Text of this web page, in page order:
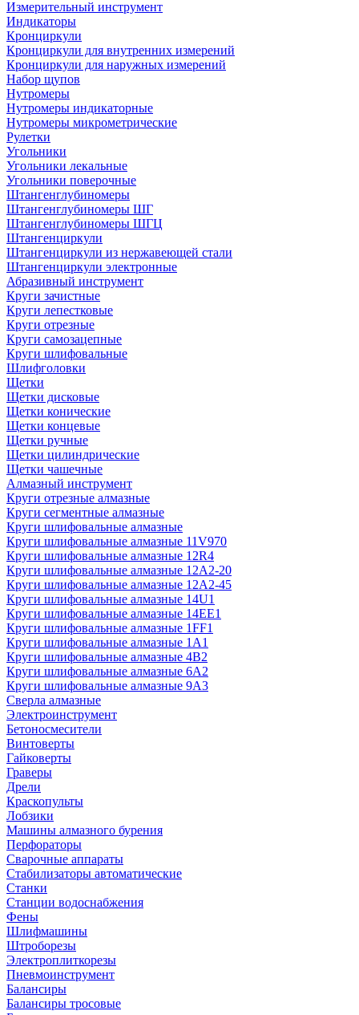
Измерительный инструмент
Индикаторы
Кронциркули
Кронциркули для внутренних измерений
Кронциркули для наружных измерений
Набор щупов
Нутромеры
Нутромеры индикаторные
Нутромеры микрометрические
Рулетки
Угольники
Угольники лекальные
Угольники поверочные
Штангенглубиномеры
Штангенглубиномеры ШГ
Штангенглубиномеры ШГЦ
Штангенциркули
Штангенциркули из нержавеющей стали
Штангенциркули электронные
Абразивный инструмент
Круги зачистные
Круги лепестковые
Круги отрезные
Круги самозацепные
Круги шлифовальные
Шлифголовки
Щетки
Щетки дисковые
Щетки конические
Щетки концевые
Щетки ручные
Щетки цилиндрические
Щетки чашечные
Алмазный инструмент
Круги отрезные алмазные
Круги сегментные алмазные
Круги шлифовальные алмазные
Круги шлифовальные алмазные 11V970
Круги шлифовальные алмазные 12R4
Круги шлифовальные алмазные 12А2-20
Круги шлифовальные алмазные 12А2-45
Круги шлифовальные алмазные 14U1
Круги шлифовальные алмазные 14ЕЕ1
Круги шлифовальные алмазные 1FF1
Круги шлифовальные алмазные 1А1
Круги шлифовальные алмазные 4В2
Круги шлифовальные алмазные 6A2
Круги шлифовальные алмазные 9А3
Сверла алмазные
Электроинструмент
Бетоносмесители
Винтоверты
Гайковерты
Граверы
Дрели
Краскопульты
Лобзики
Машины алмазного бурения
Перфораторы
Сварочные аппараты
Стабилизаторы автоматические
Станки
Станции водоснабжения
Фены
Шлифмашины
Штроборезы
Электроплиткорезы
Пневмоинструмент
Балансиры
Балансиры тросовые